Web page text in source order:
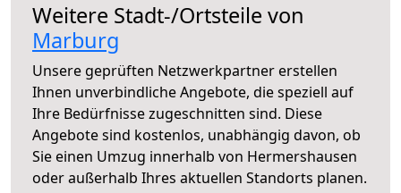
Weitere Stadt-/Ortsteile von
Marburg
Unsere geprüften Netzwerkpartner erstellen
Ihnen unverbindliche Angebote, die speziell auf
Ihre Bedürfnisse zugeschnitten sind. Diese
Angebote sind kostenlos, unabhängig davon, ob
Sie einen Umzug innerhalb von Hermershausen
oder außerhalb Ihres aktuellen Standorts planen.